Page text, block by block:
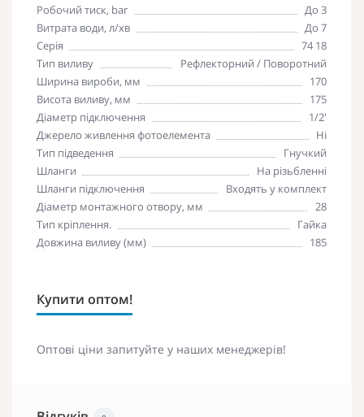
Робочий тиск, bar
До 3
Витрата води, л/хв
До 7
Серія
74 18
Тип виливу
Рефлекторний / Поворотний
Ширина вироби, мм
170
Висота виливу, мм
175
Діаметр підключення
1/2'
Джерело живлення фотоелемента
Ні
Тип підведення
Гнучкий
Шланги
На різьбленні
Шланги підключення
Входять у комплект
Діаметр монтажного отвору, мм
28
Тип кріплення.
Гайка
Довжина виливу (мм)
185
Купити оптом!
Оптові ціни запитуйте у наших менеджерів!